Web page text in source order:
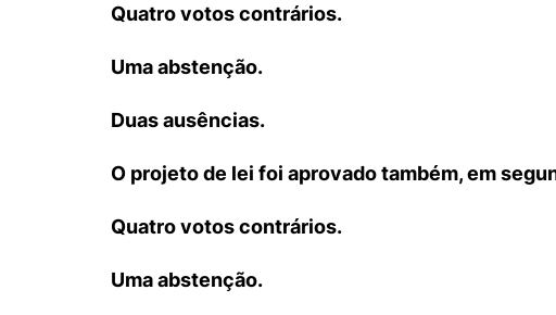
Quatro votos contrários.
Uma abstenção.
Duas ausências.
O projeto de lei foi aprovado também, em
Quatro votos contrários.
Uma abstenção.